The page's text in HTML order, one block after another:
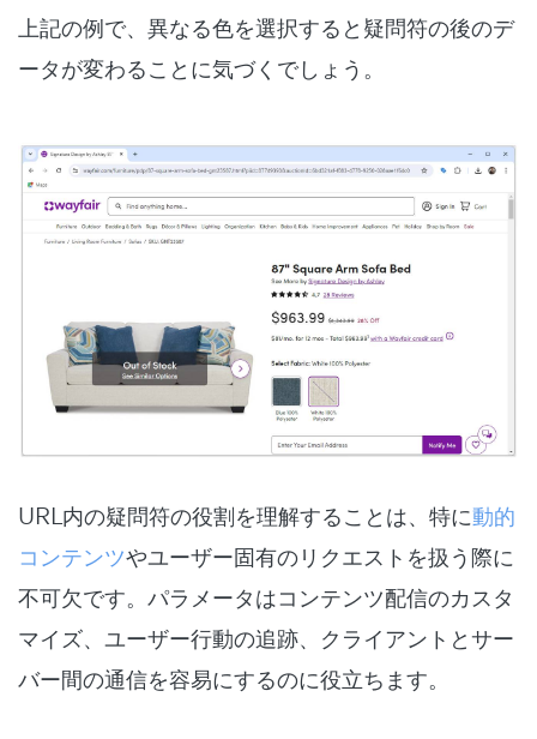
上記の例で、異なる色を選択すると疑問符の後のデ
ータが変わることに気づくでしょう。
URL内の疑問符の役割を理解することは、特に動的
コンテンツやユーザー固有のリクエストを扱う際に
不可欠です。パラメータはコンテンツ配信のカスタ
マイズ、ユーザー行動の追跡、クライアントとサー
バー間の通信を容易にするのに役立ちます。